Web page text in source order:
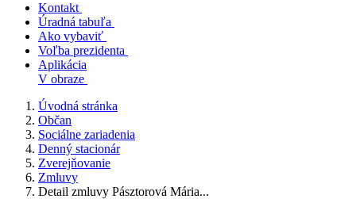
Kontakt
Úradná tabuľa
Ako vybaviť
Voľba prezidenta
Aplikácia
V obraze
Úvodná stránka
Občan
Sociálne zariadenia
Denný stacionár
Zverejňovanie
Zmluvy
Detail zmluvy Pásztorová Mária...